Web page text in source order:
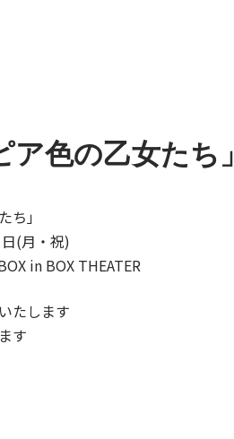
ア色の乙女たち」
ち」
(月・祝)
in BOX THEATER
たします
す